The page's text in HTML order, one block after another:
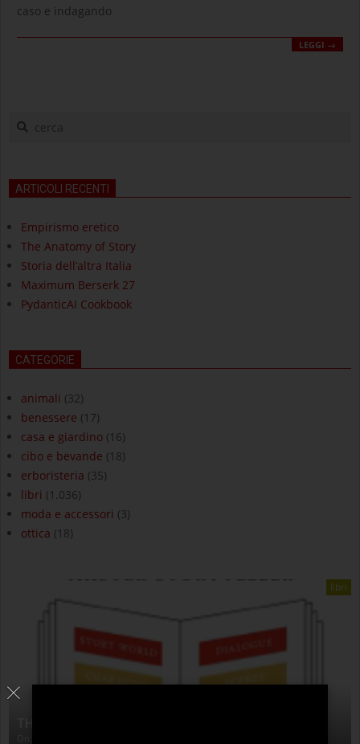
caso e indagando
LEGGI →
cerca
ARTICOLI RECENTI
Empirismo eretico
The Anatomy of Story
Storia dell’altra Italia
Maximum Berserk 27
PydanticAI Cookbook
CATEGORIE
animali (32)
benessere (17)
casa e giardino (16)
cibo e bevande (18)
erboristeria (35)
libri (1.036)
moda e accessori (3)
ottica (18)
libri